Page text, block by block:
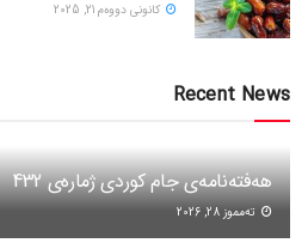
كانونی دووه‌م 21, 2025
Recent News
هەفتەنامەی جام کوردی ژمارەی 432
ته‌مموز 28, 2026